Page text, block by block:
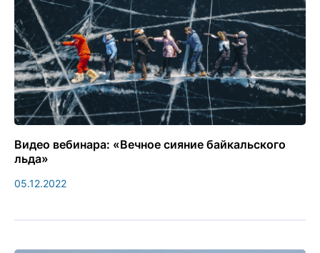
Видео вебинара: «Вечное сияние байкальского
льда»
05.12.2022